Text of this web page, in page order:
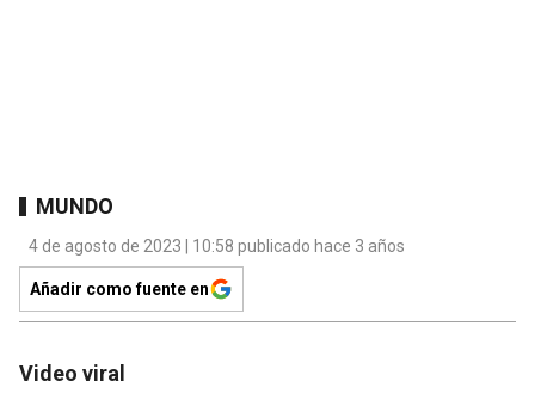
MUNDO
4 de agosto de 2023 | 10:58 publicado hace 3 años
Añadir como fuente en
Video viral